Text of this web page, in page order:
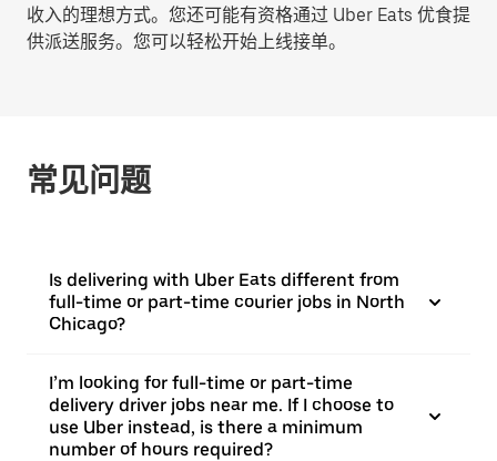
收入的理想方式。您还可能有资格通过 Uber Eats 优食提
供派送服务。您可以轻松开始上线接单。
常见问题
Is delivering with Uber Eats different from
full-time or part-time courier jobs in North
Chicago?
I’m looking for full-time or part-time
delivery driver jobs near me. If I choose to
use Uber instead, is there a minimum
number of hours required?